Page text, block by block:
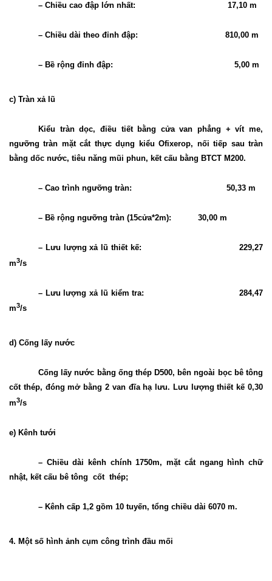
– Chiều cao đập lớn nhất: 17,10 m
– Chiều dài theo đỉnh đập: 810,00 m
– Bề rộng đỉnh đập: 5,00 m
c) Tràn xả lũ
Kiểu tràn dọc, điều tiết bằng cửa van phẳng + vít me,
ngưỡng tràn mặt cắt thực dụng kiểu Ofixerop, nối tiếp sau tràn
bằng dốc nước, tiêu năng mũi phun, kết cấu bằng BTCT M200.
– Cao trình ngưỡng tràn: 50,33 m
– Bề rộng ngưỡng tràn (15cửa*2m): 30,00 m
– Lưu lượng xả lũ thiết kế:
229,27
m3/s
– Lưu lượng xả lũ kiểm tra:
284,47
m3/s
d) Cống lấy nước
Cống lấy nước bằng ống thép D500, bên ngoài bọc bê tông
cốt thép, đóng mở bằng 2 van đĩa hạ lưu. Lưu lượng thiết kế 0,30
m3/s
e) Kênh tưới
– Chiều dài kênh chính 1750m, mặt cắt ngang hình chữ
nhật, kết cấu bê tông cốt thép;
– Kênh cấp 1,2 gồm 10 tuyến, tổng chiều dài 6070 m.
4. Một số hình ảnh cụm công trình đầu mối